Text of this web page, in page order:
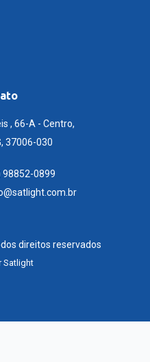
, 66-A - Centro,
37006-030
98852-0899
direitos reservados
Satlight